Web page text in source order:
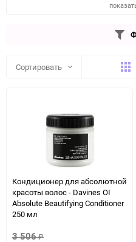
Сортировать
Кондиционер для абсолютной
красоты волос - Davines OI
Absolute Beautifying Conditioner
250 мл
3 506₽